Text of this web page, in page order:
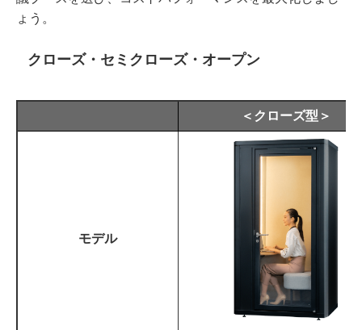
ょう。
クローズ・セミクローズ・オープン
＜クローズ型＞
モデル